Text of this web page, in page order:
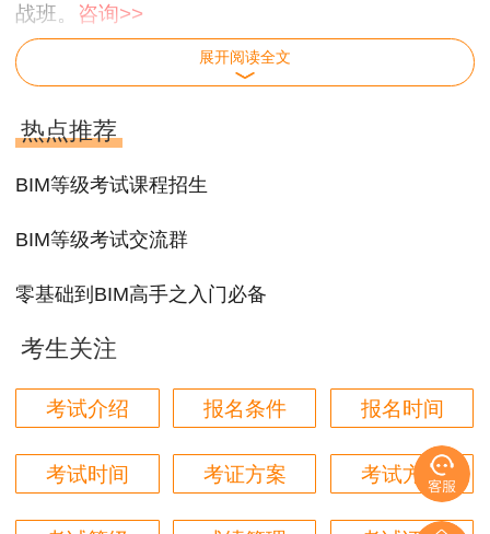
战班。 咨询>>
BIM二级设备等级考试课程大纲
一、
基础知识
1.1 BIM应用及发
本操作
1.2 revit界面及基
1.2 revit界面及基
1.3 CAD图纸的导
1.3 CAD图纸的
展开阅读全文
热点推荐
BIM等级考试课程招生
BIM等级考试交流群
零基础到BIM高手之入门必备
考生关注
考试介绍 报名条件 报名时间
考试时间 考证方案 考试方式